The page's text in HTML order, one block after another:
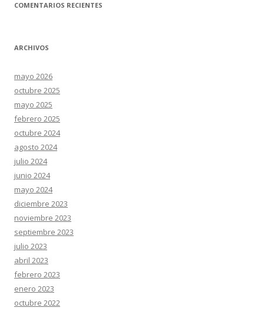
COMENTARIOS RECIENTES
ARCHIVOS
mayo 2026
octubre 2025
mayo 2025
febrero 2025
octubre 2024
agosto 2024
julio 2024
junio 2024
mayo 2024
diciembre 2023
noviembre 2023
septiembre 2023
julio 2023
abril 2023
febrero 2023
enero 2023
octubre 2022